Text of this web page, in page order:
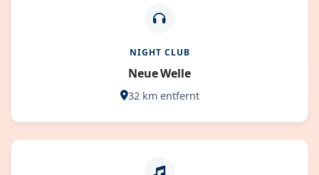
NIGHT CLUB
Neue Welle
32 km entfernt